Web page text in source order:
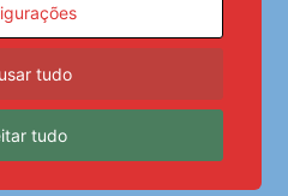
e sem 0 a 0, Copa do
tudo
tudo